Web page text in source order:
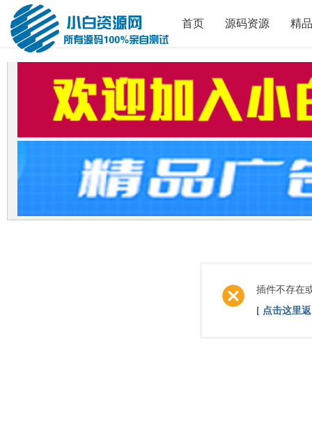
首页 源码资源 精
插件不存在
[ 点击这里